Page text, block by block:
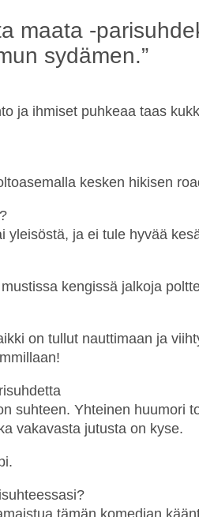
maata -
sydämen.”
ja ihmiset puhkeaa taas
kesken hikisen
ja ei tule hyvää
kengissä jalkoja
on tullut nauttimaan ja
suhteen. Yhteinen
vakavasta jutusta on kyse.
tämän komedian